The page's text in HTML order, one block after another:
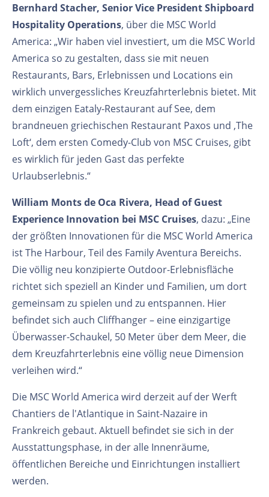
Bernhard Stacher, Senior Vice President Shipboard
Hospitality Operations, über die MSC World
America: „Wir haben viel investiert, um die MSC World
America so zu gestalten, dass sie mit neuen
Restaurants, Bars, Erlebnissen und Locations ein
wirklich unvergessliches Kreuzfahrterlebnis bietet. Mit
dem einzigen Eataly-Restaurant auf See, dem
brandneuen griechischen Restaurant Paxos und ‚The
Loft‘, dem ersten Comedy-Club von MSC Cruises, gibt
es wirklich für jeden Gast das perfekte
Urlaubserlebnis.“
William Monts de Oca Rivera, Head of Guest
Experience Innovation bei MSC Cruises, dazu: „Eine
der größten Innovationen für die MSC World America
ist The Harbour, Teil des Family Aventura Bereichs.
Die völlig neu konzipierte Outdoor-Erlebnisfläche
richtet sich speziell an Kinder und Familien, um dort
gemeinsam zu spielen und zu entspannen. Hier
befindet sich auch Cliffhanger – eine einzigartige
Überwasser-Schaukel, 50 Meter über dem Meer, die
dem Kreuzfahrterlebnis eine völlig neue Dimension
verleihen wird.“
Die MSC World America wird derzeit auf der Werft
Chantiers de l'Atlantique in Saint-Nazaire in
Frankreich gebaut. Aktuell befindet sie sich in der
Ausstattungsphase, in der alle Innenräume,
öffentlichen Bereiche und Einrichtungen installiert
werden.